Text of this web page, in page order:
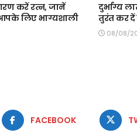
करें रत्न, जानें
लिए भाग्यशाली
दुर्भाग्य
तुरंत कर दें
08/08/
FACEBOOK